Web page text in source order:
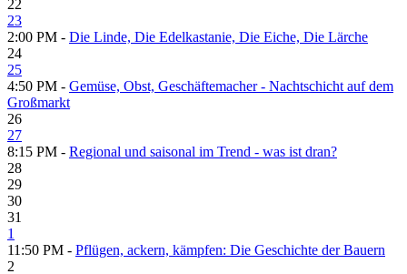
22
23
2:00 PM - Die Linde, Die Edelkastanie, Die Eiche, Die Lärche
24
25
4:50 PM - Gemüse, Obst, Geschäftemacher - Nachtschicht auf dem
Großmarkt
26
27
8:15 PM - Regional und saisonal im Trend - was ist dran?
28
29
30
31
1
11:50 PM - Pflügen, ackern, kämpfen: Die Geschichte der Bauern
2